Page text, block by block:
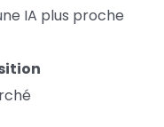
IA plus proche